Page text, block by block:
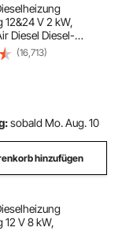
V 2 kW,
Diesel Diesel-
Lufterhitzer, 0,12–
mit LCD-
Kfz, Lkw,
(16,713)
sobald Mo. Aug. 10
hinzufügen
V 8 kW,